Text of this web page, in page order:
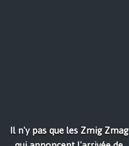
Il n'y pas que les Zmig Zmag